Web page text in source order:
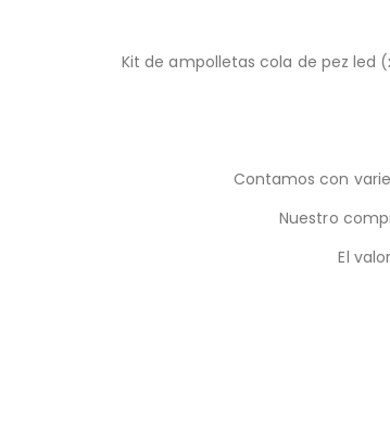
Kit de ampolletas cola de pez led
Contamos con
Nuestro
El